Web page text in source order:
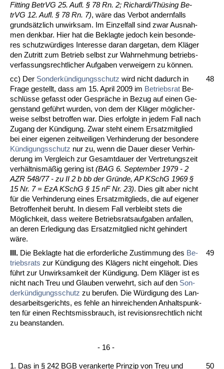
Fit­ting Be­trVG 25. Aufl. § 78 Rn. 2; Ri­char­di/Thüsing Be­
trVG 12. Aufl. § 78 Rn. 7), wäre das Ver­bot an­dern­falls
grundsätz­lich un­wirk­sam. Im Ein­zel­fall sind zwar Aus­nah­
men denk­bar. Hier hat die Be­klag­te je­doch kein be­son­de­
res schutzwürdi­ges In­ter­es­se dar­an dar­ge­tan, dem Kläger
den Zu­tritt zum Be­trieb selbst zur Wahr­neh­mung be­triebs­
ver­fas­sungs­recht­li­cher Auf­ga­ben ver­wei­gern zu können.
cc) Der Son­derkündi­gungs­schutz wird nicht da­durch in
Fra­ge ge­stellt, dass am 15. April 2009 im Be­triebs­rat Be­
schlüsse ge­fasst oder Gespräche in Be­zug auf ei­nen Ge­
gen­stand geführt wur­den, von dem der Kläger mögli­cher­
wei­se selbst be­trof­fen war. Dies er­folg­te in je­dem Fall nach
Zu­gang der Kündi­gung. Zwar steht ei­nem Er­satz­mit­glied
bei ei­ner ei­ge­nen zeit­wei­li­gen Ver­hin­de­rung der be­son­de­re
Kündi­gungs­schutz nur zu, wenn die Dau­er die­ser Ver­hin­
de­rung im Ver­gleich zur Ge­samt­dau­er der Ver­tre­tungs­zeit
verhält­nismäßig ge­ring ist (BAG 6. Sep­tem­ber 1979 - 2
AZR 548/77 - zu II 2 b bb der Gründe, AP KSchG 1969 §
15 Nr. 7 = EzA KSchG § 15 nF Nr. 23). Dies gilt aber nicht
für die Ver­hin­de­rung ei­nes Er­satz­mit­glieds, die auf ei­ge­ner
Be­trof­fen­heit be­ruht. In die­sem Fall ver­bleibt stets die
Möglich­keit, dass wei­te­re Be­triebs­rats­auf­ga­ben an­fal­len,
an de­ren Er­le­di­gung das Er­satz­mit­glied nicht ge­hin­dert
wäre.
48
III. Die Be­klag­te hat die er­for­der­li­che Zu­stim­mung des Be­
triebs­rats zur Kündi­gung des Klägers nicht ein­ge­holt. Dies
führt zur Un­wirk­sam­keit der Kün­di­gung. Dem Kläger ist es
nicht nach Treu und Glau­ben ver­wehrt, sich auf den Son­
derkündi­gungs­schutz zu be­ru­fen. Die Würdi­gung des Lan­
des­ar­beits­ge­richts, es feh­le an hin­rei­chen­den An­halts­punk­
ten für ei­nen Rechts­miss­brauch, ist re­vi­si­ons­recht­lich nicht
zu be­an­stan­den.
- 16 -
49
1. Das in § 242 BGB ver­an­ker­te Prin­zip von Treu und 50